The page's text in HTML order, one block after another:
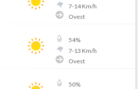
7-14Km/h
Ovest
54%
7-13 Km/h
Ovest
50%